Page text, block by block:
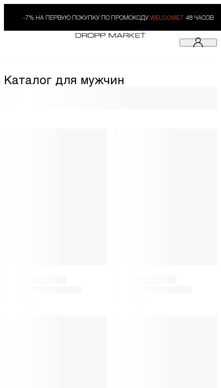
-7% НА ПЕРВУЮ ПОКУПКУ ПО ПРОМОКОДУ WELCOME7. 48 ЧАСОВ
Каталог для мужчин